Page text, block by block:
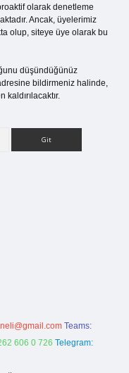
olarak denetleme
Ancak, üyelerimiz
olup, siteye üye olarak bu
düşündüğünüz
bildirmeniz halinde,
Teams:
606 0 726 Telegram: